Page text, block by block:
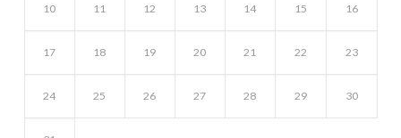
10 11 12 13 14 15 16
17 18 19 20 21 22 23
24 25 26 27 28 29 30